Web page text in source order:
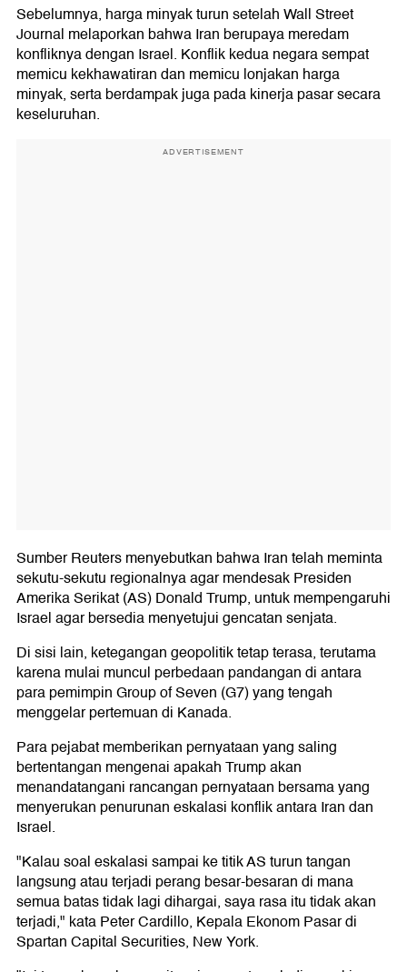
Sebelumnya, harga minyak turun setelah Wall Street
Journal melaporkan bahwa Iran berupaya meredam
konfliknya dengan Israel. Konflik kedua negara sempat
memicu kekhawatiran dan memicu lonjakan harga
minyak, serta berdampak juga pada kinerja pasar secara
keseluruhan.
ADVERTISEMENT
Sumber Reuters menyebutkan bahwa Iran telah meminta
sekutu-sekutu regionalnya agar mendesak Presiden
Amerika Serikat (AS) Donald Trump, untuk mempengaruhi
Israel agar bersedia menyetujui gencatan senjata.
Di sisi lain, ketegangan geopolitik tetap terasa, terutama
karena mulai muncul perbedaan pandangan di antara
para pemimpin Group of Seven (G7) yang tengah
menggelar pertemuan di Kanada.
Para pejabat memberikan pernyataan yang saling
bertentangan mengenai apakah Trump akan
menandatangani rancangan pernyataan bersama yang
menyerukan penurunan eskalasi konflik antara Iran dan
Israel.
"Kalau soal eskalasi sampai ke titik AS turun tangan
langsung atau terjadi perang besar-besaran di mana
semua batas tidak lagi dihargai, saya rasa itu tidak akan
terjadi," kata Peter Cardillo, Kepala Ekonom Pasar di
Spartan Capital Securities, New York.